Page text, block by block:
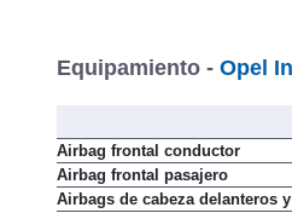
Equipamiento - Opel
Airbag frontal conductor
Airbag frontal pasajero
Airbags de cabeza delanteros